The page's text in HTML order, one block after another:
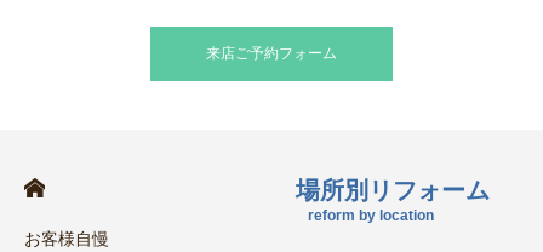
来店ご予約フォーム
お客様自慢
場所別リフォーム
reform by location